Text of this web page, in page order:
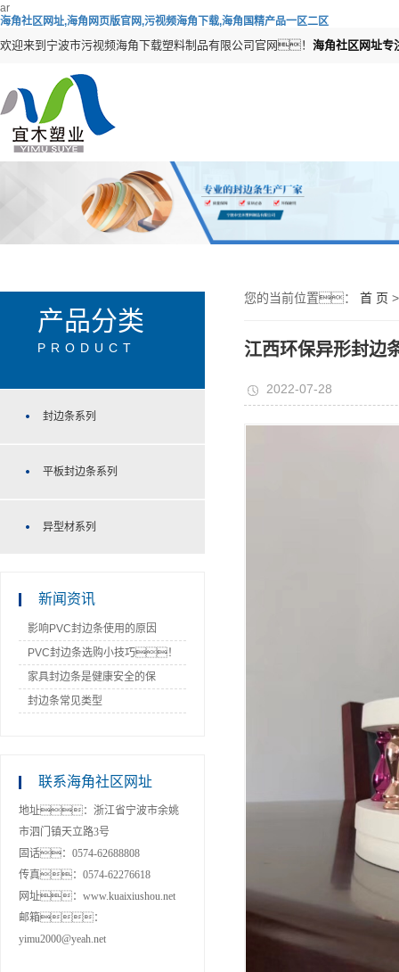
ar
海角社区网址,海角网页版官网,污视频海角下载,海角国精产品一区二区
欢迎来到宁波市污视频海角下载塑料制品有限公司官网！ 海角社区网址
产品分类
PRODUCT
封边条系列
平板封边条系列
异型材系列
新闻资讯
影响PVC封边条使用的原因
PVC封边条选购小技巧！
家具封边条是健康安全的保
障！
封边条常见类型
联系海角社区网址
地址：浙江省宁波市余姚
市泗门镇天立路3号
固话：0574-62688808
传真：0574-62276618
网址：www.kuaixiushou.net
邮箱：
yimu2000@yeah.net
您的当前位置： 首 页
江西环保异形封边
2022-07-28